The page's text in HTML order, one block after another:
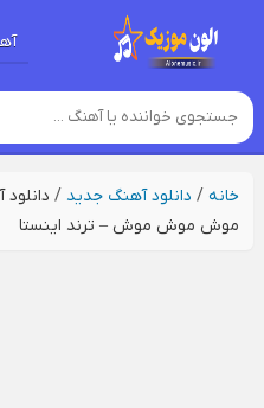
خانه/ دانلود آهنگ جدید /
موش موش موش – ترند اینستا